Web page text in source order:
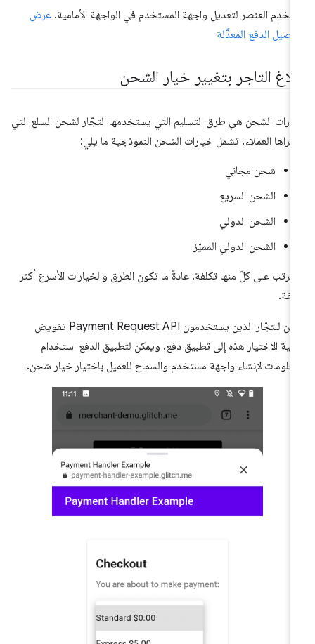
العنصر لتعديل واجهة المستخدم في الواجهة الأمامية.عرض
الدفع المعدَّلة
التاجر بتغيير خيار الشحن
الشحن هي طرق التسليم التي يستخدمها التجّار لشحن السلع التي
العملاء. تشمل خيارات الشحن النموذجية ما يلي:
شحن مجاني
الشحن السريع
الشحن الدولي
الشحن الدولي المميّز
على كلّ منها تكلفة. عادةً ما تكون الطرق والخيارات الأسرع أكثر
يمكن للتجّار الذين يستخدمون Payment Request API تفويض
الاختيار هذه إلى تطبيق دفع. ويمكن لتطبيق الدفع استخدام
لإنشاء واجهة مستخدم والسماح للعميل باختيار خيار شحن.